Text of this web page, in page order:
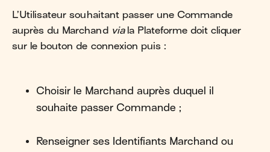
L’Utilisateur souhaitant passer une Commande
auprès du Marchand via la Plateforme doit cliquer
sur le bouton de connexion puis :
Choisir le Marchand auprès duquel il
souhaite passer Commande ;
Renseigner ses Identifiants Marchand ou